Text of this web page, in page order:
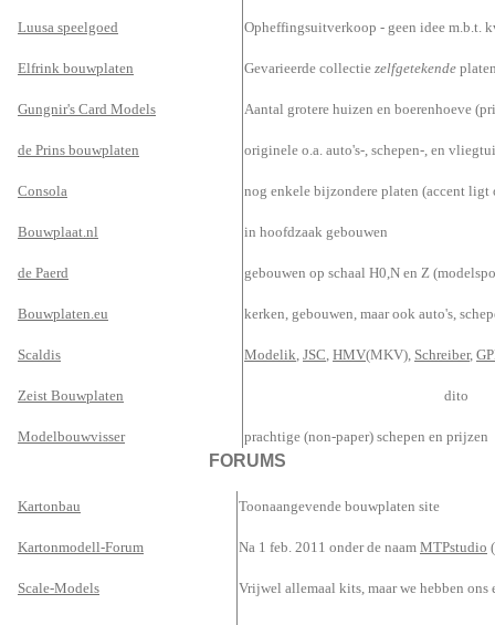
Luusa speelgoed
Elfrink bouwplaten
Gungnir's Card Models
de Prins bouwplaten
Consola
Bouwplaat.nl
de Paerd
Bouwplaten.eu
Scaldis
Zeist Bouwplaten
Modelbouwvisser
Opheffingsuitverkoop - geen idee m.b.t.
Gevarieerde collectie zelfgetekende
Aantal grotere huizen en boerenhoeve
originele o.a. auto's-, schepen-, en
nog enkele bijzondere platen (accent ligt
in hoofdzaak gebouwen
gebouwen op schaal H0,N en Z
kerken, gebouwen, maar ook auto's,
Modelik, JSC, HMV(MKV), Schreiber,
dito
prachtige (non-paper) schepen en prijzen
FORUMS
Kartonbau
Kartonmodell-Forum
Scale-Models
Toonaangevende bouwplaten site
Na 1 feb. 2011 onder de naam MTPstudio
Vrijwel allemaal kits, maar we hebben ons